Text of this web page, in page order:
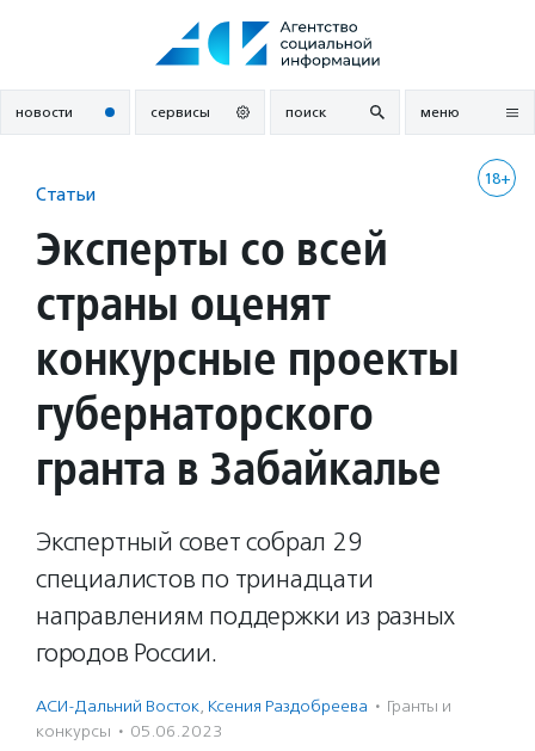
новости сервисы поиск меню
18+
Статьи
Эксперты со всей
страны оценят
конкурсные проекты
губернаторского
гранта в Забайкалье
Экспертный совет собрал 29
специалистов по тринадцати
направлениям поддержки из разных
городов России.
АСИ-Дальний Восток, Ксения Раздобреева · Гранты и
конкурсы · 05.06.2023